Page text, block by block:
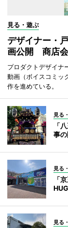
見る・遊ぶ
デザイナー・
画公開 商店会
プロダクトデザイナ
動画（ボイスコミッ
作を進めている。
見る
「
事
見る
「
見る